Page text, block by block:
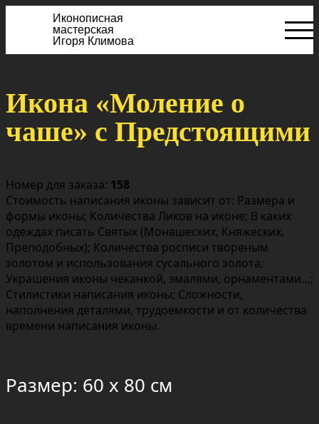
Иконописная
мастерская
Игоря Климова
Икона «Моление о
чаше» с Предстоящими
Номер для заказа: 158
Стоимость написания иконы зависит от: Размера и
формы иконы; Количества Ликов на иконе; В каких
одеждах писать Святых (Монашеских, Княжеских,
Преподобных); Количества росписи твореным
золотом и использования сусального золота;
Украшения иконы чеканкой, эмалями, орнаментами…;
Стилистики написания иконы; Сложности,
наполнения деталями, трудоемкости и от количества
времени написания иконы.
Размер: 60 х 80 см